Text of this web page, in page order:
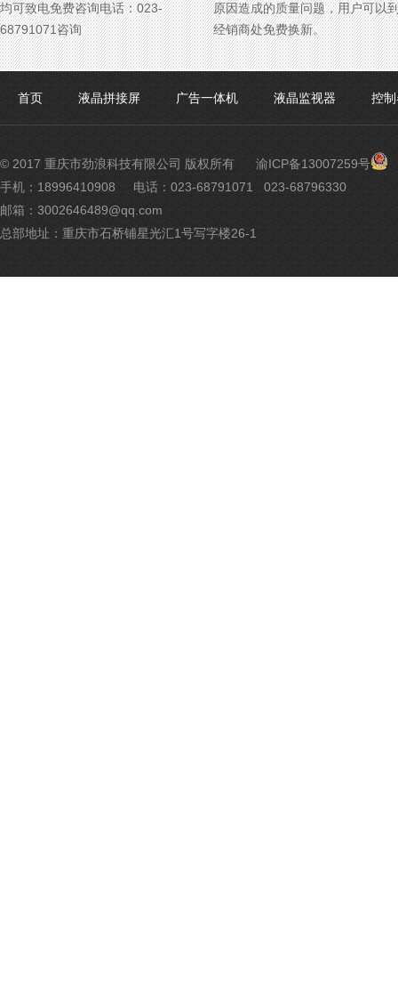
均可致电免费咨询电话：023-
68791071咨询
原因造成的质量问题，用户可以
经销商处免费换新。
首页 液晶拼接屏 广告一体机 液晶监视器 控
© 2017 重庆市劲浪科技有限公司 版权所有 渝ICP备13007259号 渝
手机：18996410908
电话：023-68791071 023-68796330
邮箱：3002646489@qq.com
总部地址：重庆市石桥铺星光汇1号写字楼26-1